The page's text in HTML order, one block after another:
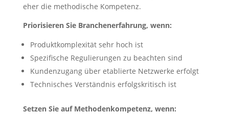
eher die methodische Kompetenz.
Priorisieren Sie Branchenerfahrung, wenn:
Produktkomplexität sehr hoch ist
Spezifische Regulierungen zu beachten sind
Kundenzugang über etablierte Netzwerke erfolgt
Technisches Verständnis erfolgskritisch ist
Setzen Sie auf Methodenkompetenz, wenn: